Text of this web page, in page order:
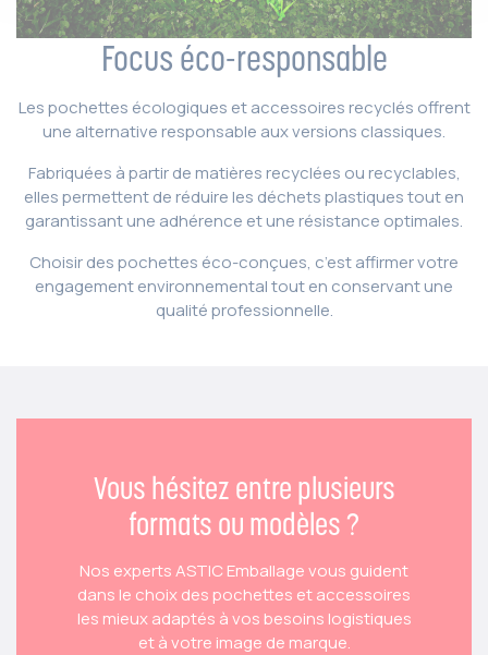
Focus éco-responsable
Les pochettes écologiques et accessoires recyclés offrent
une alternative responsable aux versions classiques.
Fabriquées à partir de matières recyclées ou recyclables,
elles permettent de réduire les déchets plastiques tout en
garantissant une adhérence et une résistance optimales.
Choisir des pochettes éco-conçues, c’est affirmer votre
engagement environnemental tout en conservant une
qualité professionnelle.
Vous hésitez entre plusieurs
formats ou modèles ?
Nos experts ASTIC Emballage vous guident
dans le choix des pochettes et accessoires
les mieux adaptés à vos besoins logistiques
et à votre image de marque.